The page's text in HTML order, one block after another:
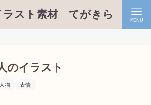
ラスト素材 てがきら MENU
のイラスト
人物 表情